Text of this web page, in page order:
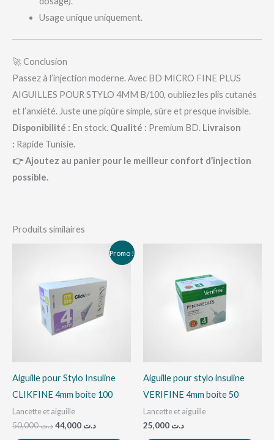
Usage unique uniquement.
🚀 Conclusion
Passez à l’injection moderne. Avec BD MICRO FINE PLUS
AIGUILLES POUR STYLO 4MM B/100, oubliez les plis cutanés
et l’anxiété. Juste une piqûre simple, sûre et presque invisible.
Disponibilité : En stock. Qualité : Premium BD. Livraison
: Rapide Tunisie.
👉 Ajoutez au panier pour le meilleur confort d’injection
possible.
Produits similaires
Promo !
Aiguille pour Stylo Insuline
CLIKFINE 4mm boite 100
Lancette et aiguille
د.ت50,000
était :
د.ت
prix
est :
Aiguille pour stylo insuline
VERIFINE 4mm boite 50
Lancette et aiguille
د.ت